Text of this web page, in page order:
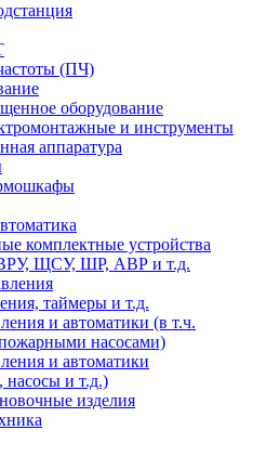
(ПЧ)
оборудование
и инструменты
аппаратура
комплектные устройства
ЩСУ, ШР, АВР и т.д.
таймеры и т.д.
и автоматики (в т.ч.
насосами)
и автоматики
насосы и т.д.)
изделия